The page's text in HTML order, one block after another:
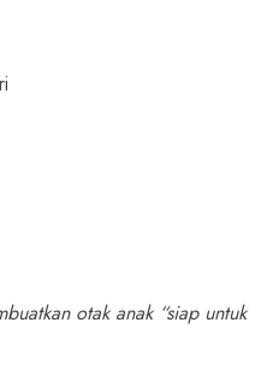
otak anak “siap untuk